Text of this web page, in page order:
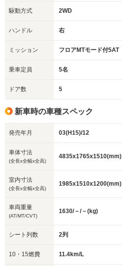
駆動方式 2WD
ハンドル 右
ミッション フロアMTモード付5AT
乗車定員 5名
ドア数 5
新車時の車種スペック
発売年月 03(H15)/12
車体寸法
(全長x全幅x全高)
4835x1765x1510(mm)
室内寸法
(全長x全幅x全高)
1985x1510x1200(mm)
車両重量
(AT/MT/CVT)
1630/－/－(kg)
シート列数 2列
10・15燃費 11.4km/L